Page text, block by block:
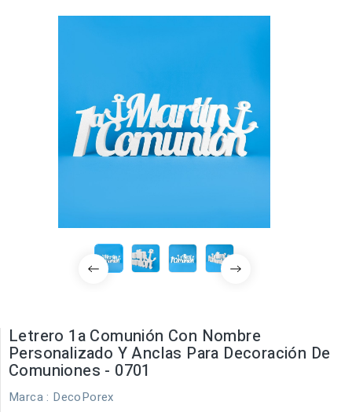
Letrero 1a Comunión Con Nombre
Personalizado Y Anclas Para Decoración De
Comuniones - 0701
Marca : DecoPorex